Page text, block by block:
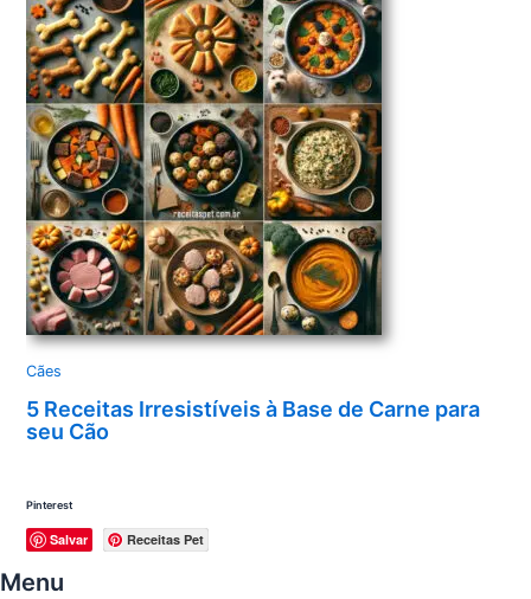
Cães
5 Receitas Irresistíveis à Base de Carne para
seu Cão
Pinterest
Salvar Receitas Pet
Menu